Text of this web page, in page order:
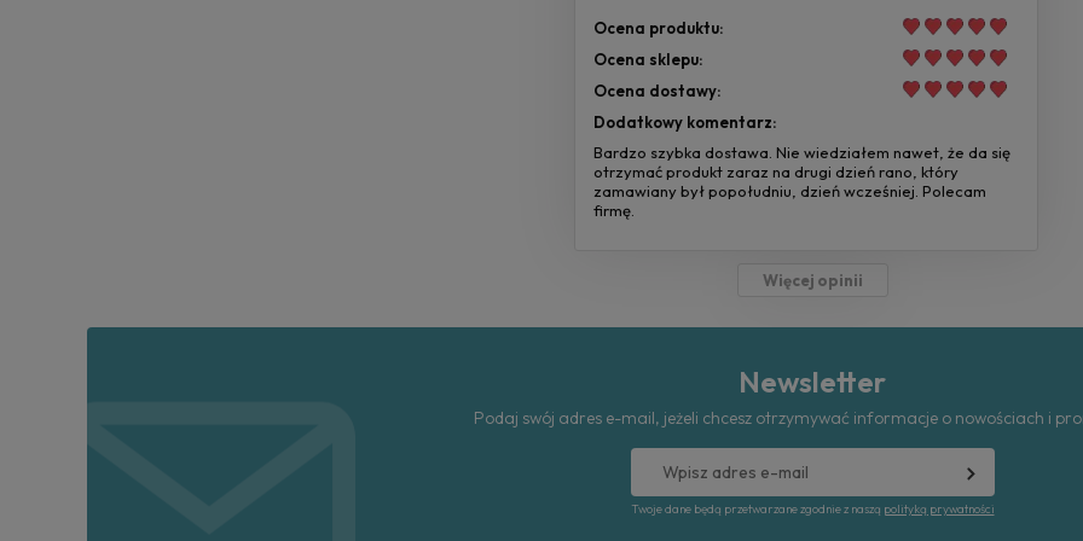
Ocena produktu:
Ocena sklepu:
Ocena dostawy:
Dodatkowy komentarz:
Bardzo szybka dostawa. Nie wiedziałem nawet, że da się
otrzymać produkt zaraz na drugi dzień rano, który
zamawiany był popołudniu, dzień wcześniej. Polecam
firmę.
Więcej opinii
Newsletter
Podaj swój adres e-mail, jeżeli chcesz otrzymywać informacje o nowościach i
Twoje dane będą przetwarzane zgodnie z naszą polityką prywatności